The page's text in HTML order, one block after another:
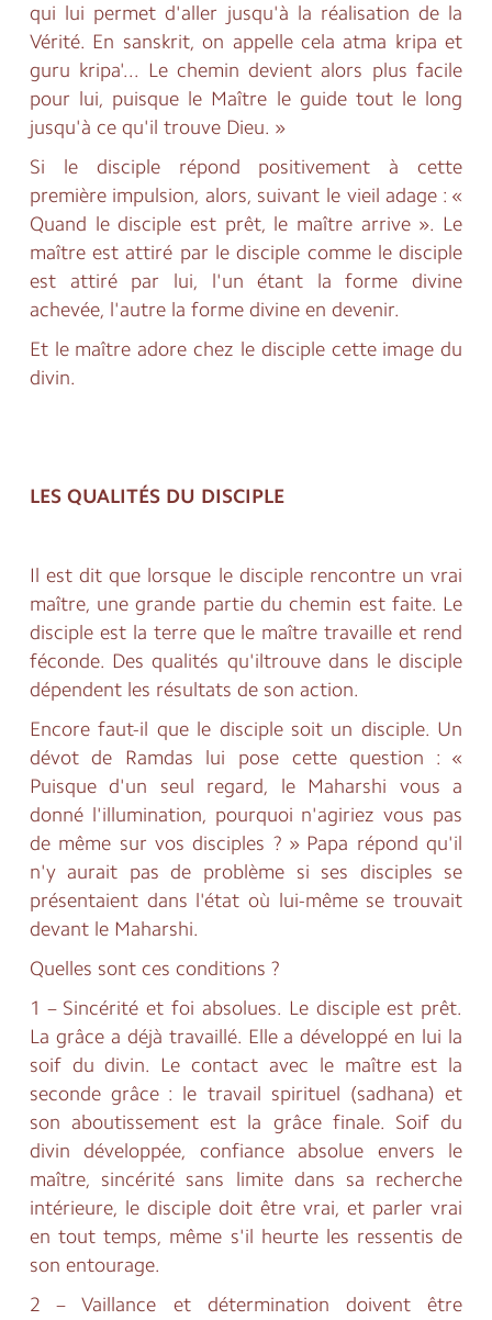
qui lui permet d'aller jusqu'à la réalisation de la
Vérité. En sanskrit, on appelle cela atma kripa et
guru kripa'... Le chemin devient alors plus facile
pour lui, puisque le Maître le guide tout le long
jusqu'à ce qu'il trouve Dieu. »
Si le disciple répond positivement à cette
première impulsion, alors, suivant le vieil adage : «
Quand le disciple est prêt, le maître arrive ». Le
maître est attiré par le disciple comme le disciple
est attiré par lui, l'un étant la forme divine
achevée, l'autre la forme divine en devenir.
Et le maître adore chez le disciple cette image du
divin.
LES QUALITÉS DU DISCIPLE
Il est dit que lorsque le disciple rencontre un vrai
maître, une grande partie du chemin est faite. Le
disciple est la terre que le maître travaille et rend
féconde. Des qualités qu'iltrouve dans le disciple
dépendent les résultats de son action.
Encore faut-il que le disciple soit un disciple. Un
dévot de Ramdas lui pose cette question : «
Puisque d'un seul regard, le Maharshi vous a
donné l'illumination, pourquoi n'agiriez vous pas
de même sur vos disciples ? » Papa répond qu'il
n'y aurait pas de problème si ses disciples se
présentaient dans l'état où lui-même se trouvait
devant le Maharshi.
Quelles sont ces conditions ?
1 – Sincérité et foi absolues. Le disciple est prêt.
La grâce a déjà travaillé. Elle a développé en lui la
soif du divin. Le contact avec le maître est la
seconde grâce : le travail spirituel (sadhana) et
son aboutissement est la grâce finale. Soif du
divin développée, confiance absolue envers le
maître, sincérité sans limite dans sa recherche
intérieure, le disciple doit être vrai, et parler vrai
en tout temps, même s'il heurte les ressentis de
son entourage.
2 – Vaillance et détermination doivent être